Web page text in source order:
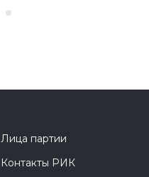
Лица партии
Контакты РИК